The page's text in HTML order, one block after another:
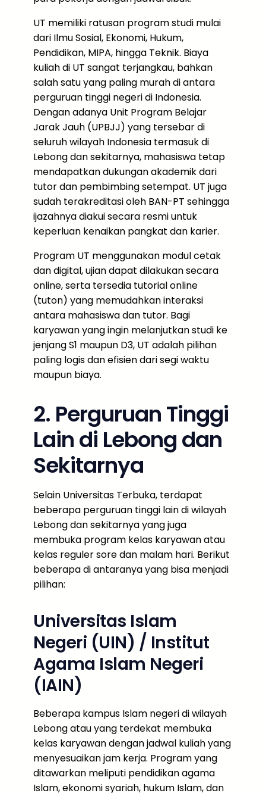
UT memiliki ratusan program studi mulai
dari Ilmu Sosial, Ekonomi, Hukum,
Pendidikan, MIPA, hingga Teknik. Biaya
kuliah di UT sangat terjangkau, bahkan
salah satu yang paling murah di antara
perguruan tinggi negeri di Indonesia.
Dengan adanya Unit Program Belajar
Jarak Jauh (UPBJJ) yang tersebar di
seluruh wilayah Indonesia termasuk di
Lebong dan sekitarnya, mahasiswa tetap
mendapatkan dukungan akademik dari
tutor dan pembimbing setempat. UT juga
sudah terakreditasi oleh BAN-PT sehingga
ijazahnya diakui secara resmi untuk
keperluan kenaikan pangkat dan karier.
Program UT menggunakan modul cetak
dan digital, ujian dapat dilakukan secara
online, serta tersedia tutorial online
(tuton) yang memudahkan interaksi
antara mahasiswa dan tutor. Bagi
karyawan yang ingin melanjutkan studi ke
jenjang S1 maupun D3, UT adalah pilihan
paling logis dan efisien dari segi waktu
maupun biaya.
2. Perguruan Tinggi
Lain di Lebong dan
Sekitarnya
Selain Universitas Terbuka, terdapat
beberapa perguruan tinggi lain di wilayah
Lebong dan sekitarnya yang juga
membuka program kelas karyawan atau
kelas reguler sore dan malam hari. Berikut
beberapa di antaranya yang bisa menjadi
pilihan:
Universitas Islam
Negeri (UIN) / Institut
Agama Islam Negeri
(IAIN)
Beberapa kampus Islam negeri di wilayah
Lebong atau yang terdekat membuka
kelas karyawan dengan jadwal kuliah yang
menyesuaikan jam kerja. Program yang
ditawarkan meliputi pendidikan agama
Islam, ekonomi syariah, hukum Islam, dan